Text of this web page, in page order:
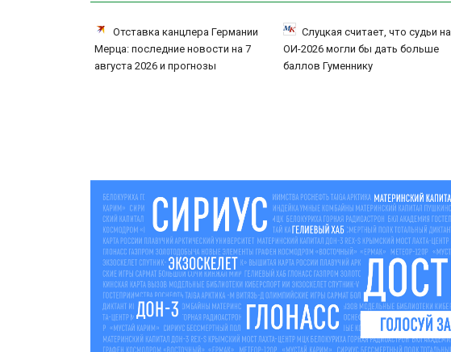
Отставка канцлера Германии
Мерца: последние новости на 7
августа 2026 и прогнозы
Слуцкая считает, что судьи на
ОИ-2026 могли бы дать больше
баллов Гуменнику